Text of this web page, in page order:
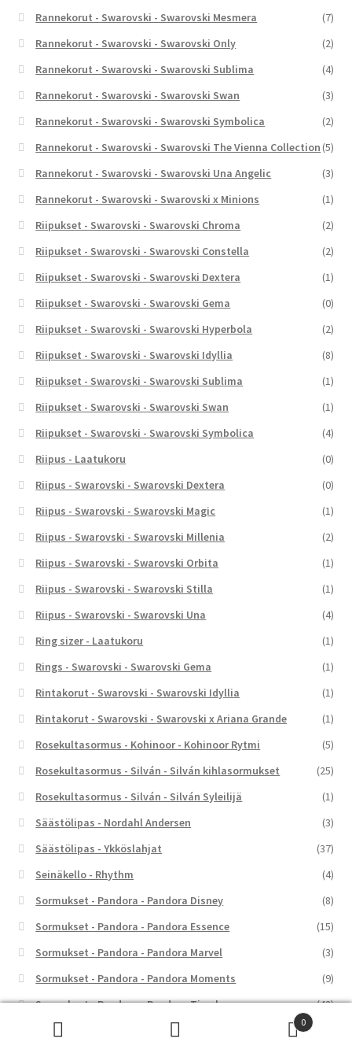
Rannekorut - Swarovski - Swarovski Mesmera
(7)
Rannekorut - Swarovski - Swarovski Only
(2)
Rannekorut - Swarovski - Swarovski Sublima
(4)
Rannekorut - Swarovski - Swarovski Swan
(3)
Rannekorut - Swarovski - Swarovski Symbolica
(2)
Rannekorut - Swarovski - Swarovski The Vienna Collection (5)
Rannekorut - Swarovski - Swarovski Una Angelic
(3)
Rannekorut - Swarovski - Swarovski x Minions
(1)
Riipukset - Swarovski - Swarovski Chroma
(2)
Riipukset - Swarovski - Swarovski Constella
(2)
Riipukset - Swarovski - Swarovski Dextera
(1)
Riipukset - Swarovski - Swarovski Gema
(0)
Riipukset - Swarovski - Swarovski Hyperbola
(2)
Riipukset - Swarovski - Swarovski Idyllia
(8)
Riipukset - Swarovski - Swarovski Sublima
(1)
Riipukset - Swarovski - Swarovski Swan
(1)
Riipukset - Swarovski - Swarovski Symbolica
(4)
Riipus - Laatukoru
(0)
Riipus - Swarovski - Swarovski Dextera
(0)
Riipus - Swarovski - Swarovski Magic
(1)
Riipus - Swarovski - Swarovski Millenia
(2)
Riipus - Swarovski - Swarovski Orbita
(1)
Riipus - Swarovski - Swarovski Stilla
(1)
Riipus - Swarovski - Swarovski Una
(4)
Ring sizer - Laatukoru
(1)
Rings - Swarovski - Swarovski Gema
(1)
Rintakorut - Swarovski - Swarovski Idyllia
(1)
Rintakorut - Swarovski - Swarovski x Ariana Grande
(1)
Rosekultasormus - Kohinoor - Kohinoor Rytmi
(5)
Rosekultasormus - Silván - Silván kihlasormukset
(25)
Rosekultasormus - Silván - Silván Syleilijä
(1)
Säästölipas - Nordahl Andersen
(3)
Säästölipas - Ykköslahjat
(37)
Seinäkello - Rhythm
(4)
Sormukset - Pandora - Pandora Disney
(8)
Sormukset - Pandora - Pandora Essence
(15)
Sormukset - Pandora - Pandora Marvel
(3)
Sormukset - Pandora - Pandora Moments
(9)
Sormukset - Pandora - Pandora Timeless
(42)
0